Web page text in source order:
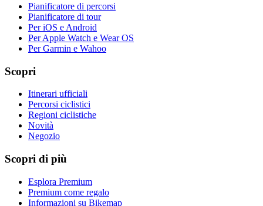
Pianificatore di percorsi
Pianificatore di tour
Per iOS e Android
Per Apple Watch e Wear OS
Per Garmin e Wahoo
Scopri
Itinerari ufficiali
Percorsi ciclistici
Regioni ciclistiche
Novità
Negozio
Scopri di più
Esplora Premium
Premium come regalo
Informazioni su Bikemap